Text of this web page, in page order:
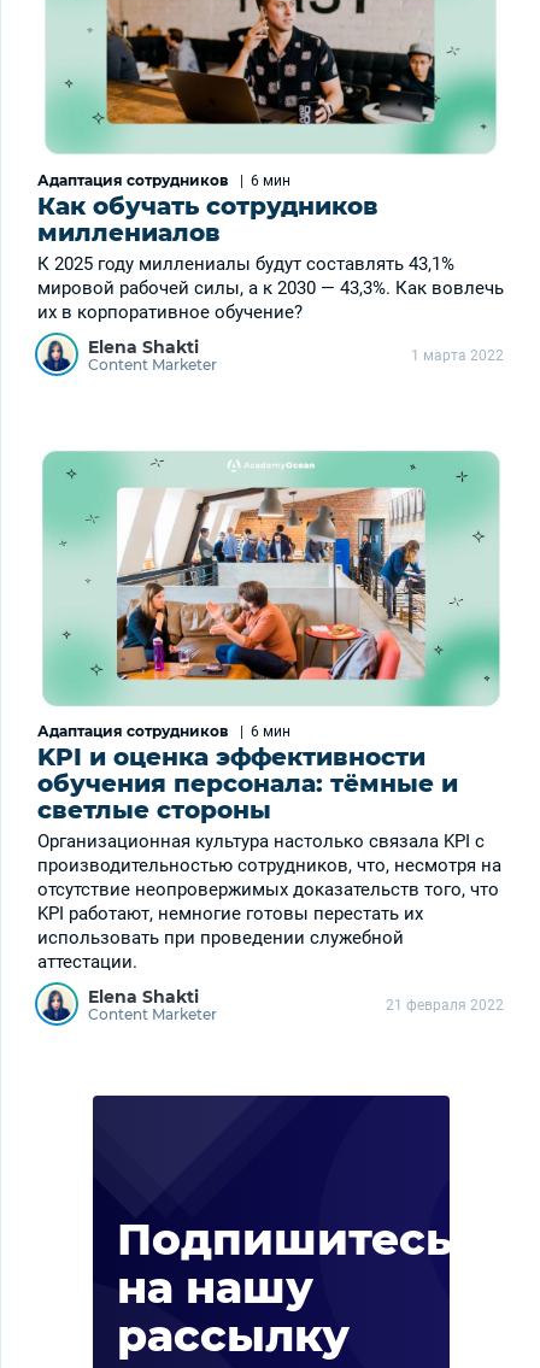
Адаптация сотрудников 6 мин
Как обучать сотрудников
миллениалов
К 2025 году миллениалы будут составлять 43,1%
мировой рабочей силы, а к 2030 — 43,3%. Как вовлечь
их в корпоративное обучение?
Elena Shakti
Content Marketer 1 марта 2022
Адаптация сотрудников 6 мин
KPI и оценка эффективности
обучения персонала: тёмные и
светлые стороны
Организационная культура настолько связала KPI с
производительностью сотрудников, что, несмотря на
отсутствие неопровержимых доказательств того, что
KPI работают, немногие готовы перестать их
использовать при проведении служебной
аттестации.
Elena Shakti
Content Marketer 21 февраля 2022
Подпишитесь
на нашу
рассылку